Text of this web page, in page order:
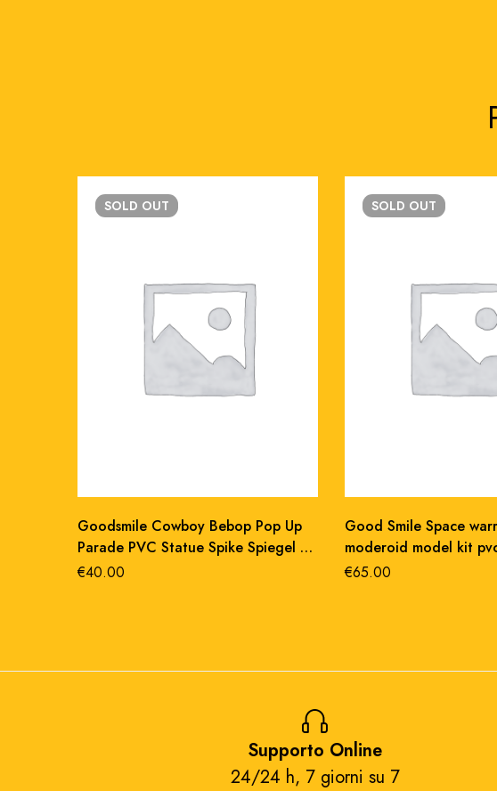
SOLD OUT
Goodsmile Cowboy Bebop Pop Up
Parade PVC Statue Spike Spiegel 18
cm
€40.00
SOLD OUT
Good Smile Space
moderoid model kit
€65.00
Supporto Online
24/24 h, 7 giorni su 7​